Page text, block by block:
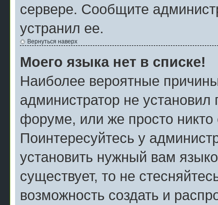
сервере. Сообщите
устранил ее.
Вернуться наверх
Моего языка нет в списке!
Наиболее вероятные
администратор не
форуме, или же просто
Поинтересуйтесь у
установить нужный вам
существует, то не
возможность создать и